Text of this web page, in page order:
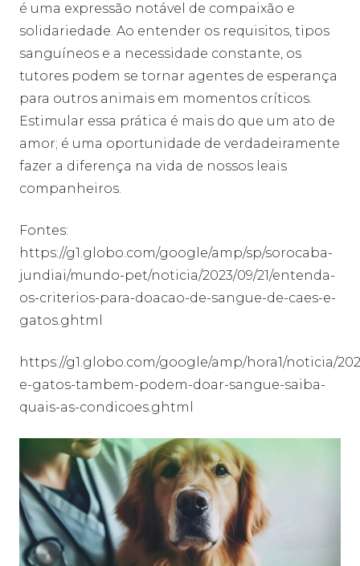
é uma expressão notável de compaixão e
solidariedade. Ao entender os requisitos, tipos
sanguíneos e a necessidade constante, os
tutores podem se tornar agentes de esperança
para outros animais em momentos críticos.
Estimular essa prática é mais do que um ato de
amor; é uma oportunidade de verdadeiramente
fazer a diferença na vida de nossos leais
companheiros.
Fontes:
https://g1.globo.com/google/amp/sp/sorocaba-
jundiai/mundo-pet/noticia/2023/09/21/entenda-
os-criterios-para-doacao-de-sangue-de-caes-e-
gatos.ghtml
https://g1.globo.com/google/amp/hora1/noticia/
e-gatos-tambem-podem-doar-sangue-saiba-
quais-as-condicoes.ghtml